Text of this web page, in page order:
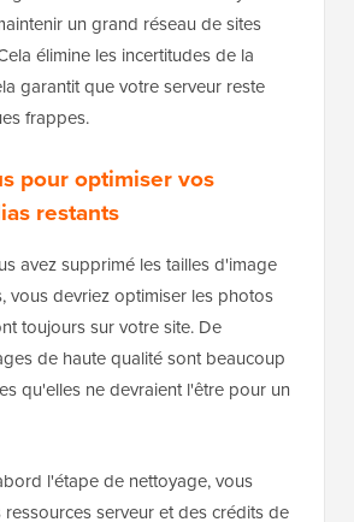
de commande est le moyen le
un grand réseau de sites
élimine les incertitudes de la
frappes.
restants
avez supprimé les tailles d'image
vous devriez optimiser les photos
toujours sur votre site. De
de haute qualité sont beaucoup